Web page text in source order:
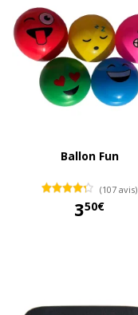
Ballon Fun
(107 avis)
350€